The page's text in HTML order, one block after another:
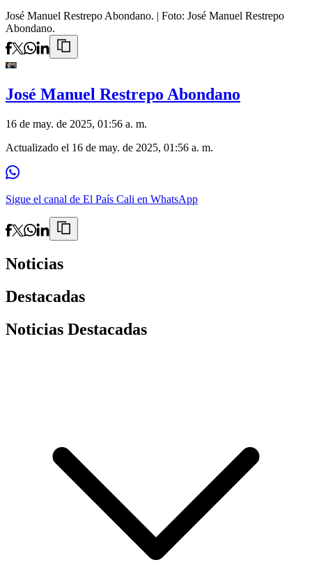
José Manuel Restrepo Abondano. | Foto: José Manuel Restrepo
Abondano.
José Manuel Restrepo Abondano
16 de may. de 2025, 01:56 a. m.
Actualizado el 16 de may. de 2025, 01:56 a. m.
Sigue el canal de El País Cali en WhatsApp
Noticias
Destacadas
Noticias Destacadas